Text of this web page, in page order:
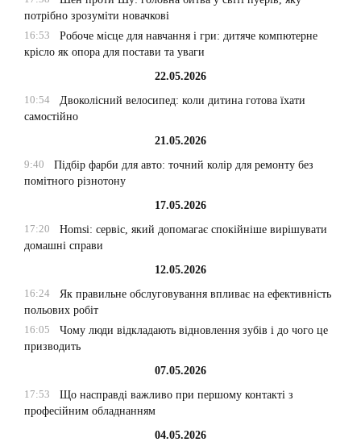
потрібно зрозуміти новачкові
16:53
Робоче місце для навчання і гри: дитяче компютерне
крісло як опора для постави та уваги
22.05.2026
10:54
Двоколісний велосипед: коли дитина готова їхати
самостійно
21.05.2026
9:40
Підбір фарби для авто: точний колір для ремонту без
помітного різнотону
17.05.2026
17:20
Homsi: сервіс, який допомагає спокійніше вирішувати
домашні справи
12.05.2026
16:24
Як правильне обслуговування впливає на ефективність
польових робіт
16:05
Чому люди відкладають відновлення зубів і до чого це
призводить
07.05.2026
17:53
Що насправді важливо при першому контакті з
професійним обладнанням
04.05.2026